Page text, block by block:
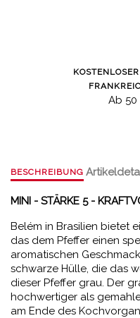
Ab
BESCHREIBUNG
MINI - STÄRKE 5 -
Belém in Brasilien bietet
das dem Pfeffer einen
aromatischen
schwarze Hülle, die das
dieser Pfeffer grau. Der
hochwertiger als
am Ende des